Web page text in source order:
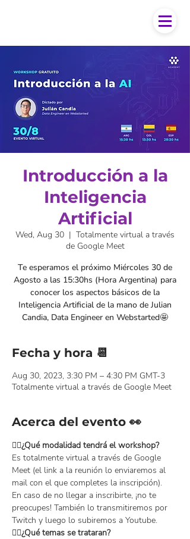
Introducción a la
Inteligencia
Artificial
Wed, Aug 30
  |
Totalmente virtual a través
de Google Meet
Te esperamos el próximo Miércoles 30 de
Agosto a las 15:30hs (Hora Argentina) para
conocer los aspectos básicos de la
Inteligencia Artificial de la mano de Julian
Candia, Data Engineer en Webstarted🤩
Fecha y hora 📆
Aug 30, 2023, 3:30 PM – 4:30 PM GMT-3
Totalmente virtual a través de Google Meet
Acerca del evento 👀
👉🏻¿Qué modalidad tendrá el workshop?
Es totalmente virtual a través de Google
Meet (el link a la reunión lo enviaremos al
mail con el que completes la inscripción).
En caso de no llegar a inscribirte, ¡no te
preocupes! También lo transmitiremos por
Twitch y luego lo subiremos a Youtube.
👉🏻¿Qué temas se trataran?